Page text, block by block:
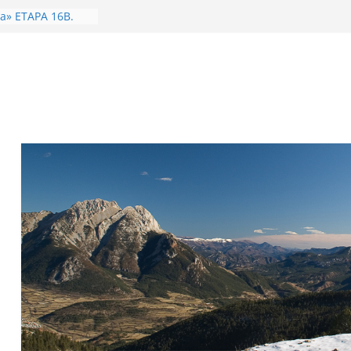
2026. Dones
l’Àliga) 1315m
1482m.
Oratori Sant
Coll de
ETAPA
– Camprodon